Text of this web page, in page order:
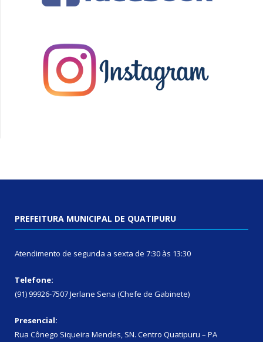
PREFEITURA MUNICIPAL DE QUATIPURU
Atendimento de segunda a sexta de 7:30 às 13:30
Telefone:
(91) 99926-7507 Jerlane Sena (Chefe de Gabinete)
Presencial:
Rua Cônego Siqueira Mendes, SN. Centro Quatipuru – PA